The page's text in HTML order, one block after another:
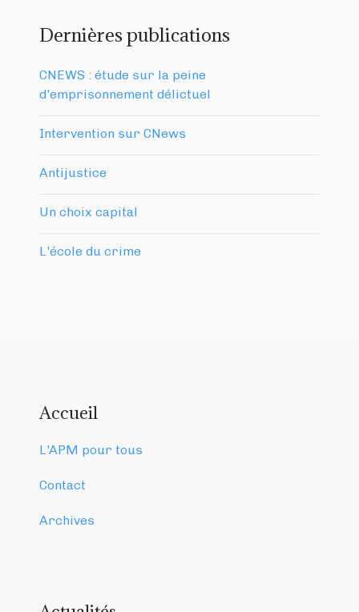
Dernières publications
CNEWS : étude sur la peine
d'emprisonnement délictuel
Intervention sur CNews
Antijustice
Un choix capital
L'école du crime
Accueil
L'APM pour tous
Contact
Archives